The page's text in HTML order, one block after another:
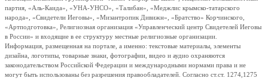
партия, «Аль-Каида», «УНА-УНСО», «Талибан», «Меджлис крымско-татарского
народа», «Свидетели Иеговы», «Мизантропик Дивижн», «Братство» Корчинского,
«Артподготовка», Религиозная организация «Управленческий центр Свидетелей Иеговы
в России» и входящие в ее структуру местные религиозные организации.
Информация, размещенная на портале, а именно: текстовые материалы, элементы
дизайна, логотипы, товарные знаки, фотографии, видео и аудио охраняются
законодательством Российской Федерации и международными нормами права и не
могут быть использованы без разрешения правообладателей. Согласно ст.ст. 1274,1275